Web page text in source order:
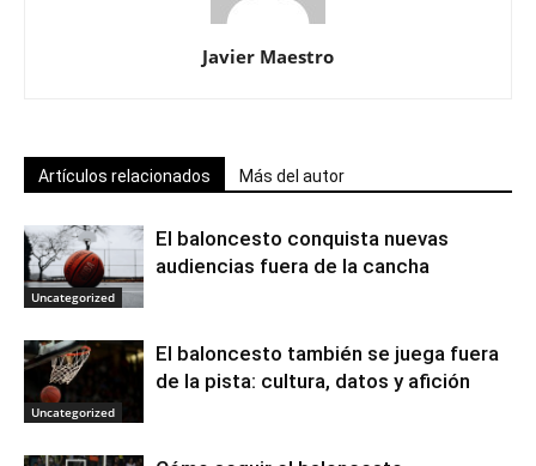
Javier Maestro
Artículos relacionados Más del autor
Uncategorized
El baloncesto conquista nuevas
audiencias fuera de la cancha
Uncategorized
El baloncesto también se juega fuera
de la pista: cultura, datos y afición